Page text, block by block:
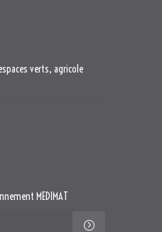
verts, agricole
MEDIMAT